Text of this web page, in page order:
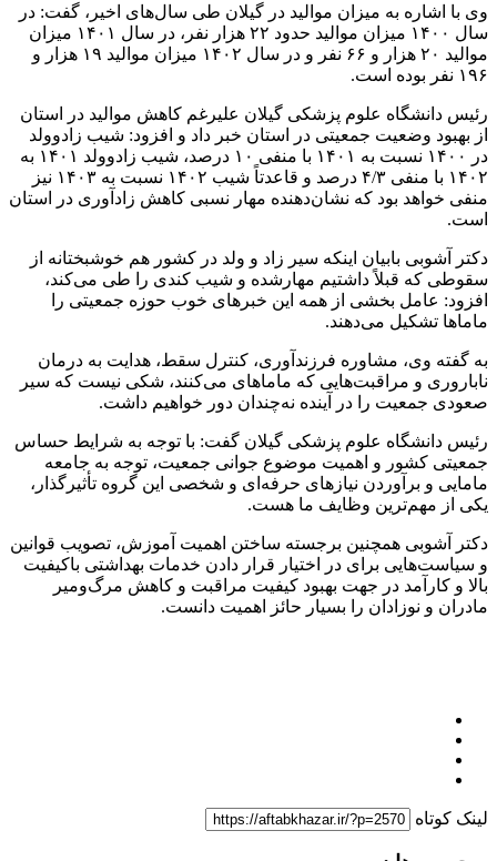
وی با اشاره به میزان موالید در گیلان طی سال‌های اخیر، گفت: در
سال ۱۴۰۰ میزان موالید حدود ۲۲ هزار نفر، در سال ۱۴۰۱ میزان
موالید ۲۰ هزار و ۶۶ نفر و در سال ۱۴۰۲ میزان موالید ۱۹ هزار و
۱۹۶ نفر بوده است.
رئیس دانشگاه علوم پزشکی گیلان علیرغم کاهش موالید در استان
از بهبود وضعیت جمعیتی در استان خبر داد و افزود: شیب زادوولد
در ۱۴۰۰ نسبت به ۱۴۰۱ با منفی ۱۰ درصد، شیب زادوولد ۱۴۰۱ به
۱۴۰۲ با منفی ۴/۳ درصد و قاعدتاً شیب ۱۴۰۲ نسبت به ۱۴۰۳ نیز
منفی خواهد بود که نشان‌دهنده مهار نسبی کاهش زادآوری در استان
است.
دکتر آشوبی بابیان اینکه سیر زاد و ولد در کشور هم خوشبختانه از
سقوطی که قبلاً داشتیم مهارشده و شیب کندی را طی می‌کند،
افزود: عامل بخشی از همه این خبرهای خوب حوزه جمعیتی را
ماماها تشکیل می‌دهند.
به گفته وی، مشاوره فرزندآوری، کنترل سقط، هدایت به درمان
ناباروری و مراقبت‌هایی که ماماهای می‌کنند، شکی نیست که سیر
صعودی جمعیت را در آینده نه‌چندان دور خواهیم داشت.
رئیس دانشگاه علوم پزشکی گیلان گفت: با توجه به شرایط حساس
جمعیتی کشور و اهمیت موضوع جوانی جمعیت، توجه به جامعه
مامایی و برآوردن نیازهای حرفه‌ای و شخصی این گروه تأثیرگذار،
یکی از مهم‌ترین وظایف ما هست.
دکتر آشوبی همچنین برجسته ساختن اهمیت آموزش، تصویب قوانین
و سیاست‌هایی برای در اختیار قرار دادن خدمات بهداشتی باکیفیت
بالا و کارآمد در جهت بهبود کیفیت مراقبت و کاهش مرگ‌ومیر
مادران و نوزادان را بسیار حائز اهمیت دانست.
لینک کوتاه